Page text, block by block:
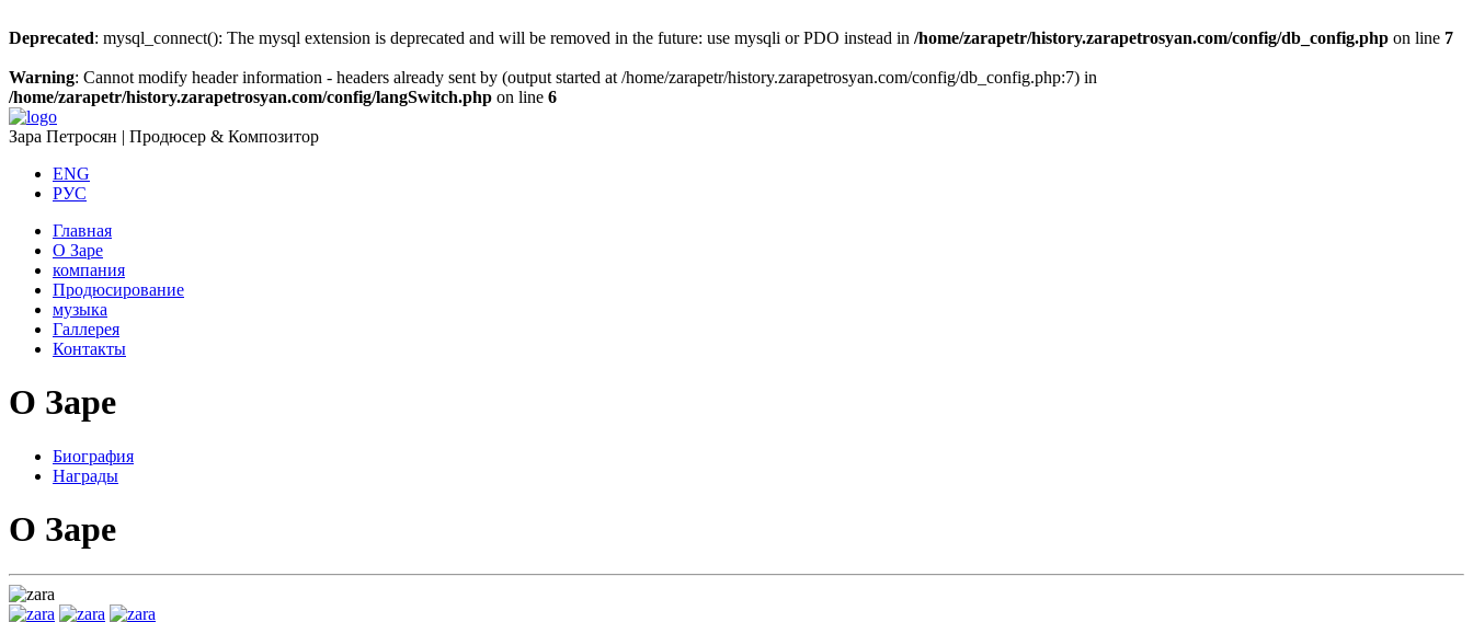
Deprecated: mysql_connect(): The mysql extension is deprecated and will be removed in the future: use mysqli or PDO instead in /home/zarapetr/history.zarapetrosyan.com/config/db_config.php on line 7
Warning: Cannot modify header information - headers already sent by (output started at /home/zarapetr/history.zarapetrosyan.com/config/db_config.php:7) in
/home/zarapetr/history.zarapetrosyan.com/config/langSwitch.php on line 6
Зара Петросян | Продюсер & Композитор
ENG
РУС
Главная
О Заре
компания
Продюсирование
музыка
Галлерея
Контакты
О Заре
Биография
Награды
О Заре